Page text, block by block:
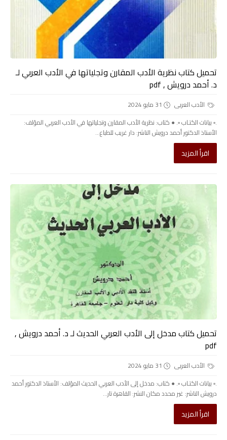
تحميل كتاب نظرية الأدب المقارن وتجلياتها في الأدب العربي لـ
د. أحمد درويش , pdf
الأدب العربى
31 مايو 2024
.▫️ بيانات الكتـاب ▫️. ● كتاب: نظرية الأدب المقارن وتجلياتها في الأدب العربي المؤلف:
الأستاذ الدكتور أحمد درويش الناشر: دار غريب للطباع...
اقرأ المزيد
تحميل كتاب مدخل إلى الأدب العربي الحديث لـ د. أحمد درويش ,
pdf
الأدب العربى
31 مايو 2024
.▫️ بيانات الكتـاب ▫️. ● كتاب: مدخل إلى الأدب العربي الحديث المؤلف: الأستاذ الدكتور أحمد
درويش الناشر: غير محدد مكان النشر: القاهرة تار...
اقرأ المزيد